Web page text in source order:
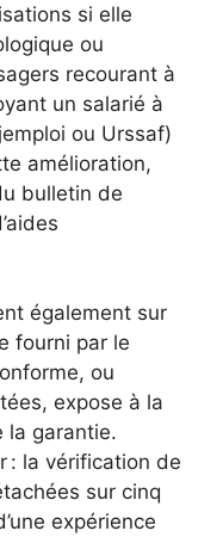
si elle
ou
recourant à
un salarié à
ou Urssaf)
amélioration,
bulletin de
également sur
fourni par le
ou
expose à la
la garantie.
: la vérification de
sur cinq
expérience